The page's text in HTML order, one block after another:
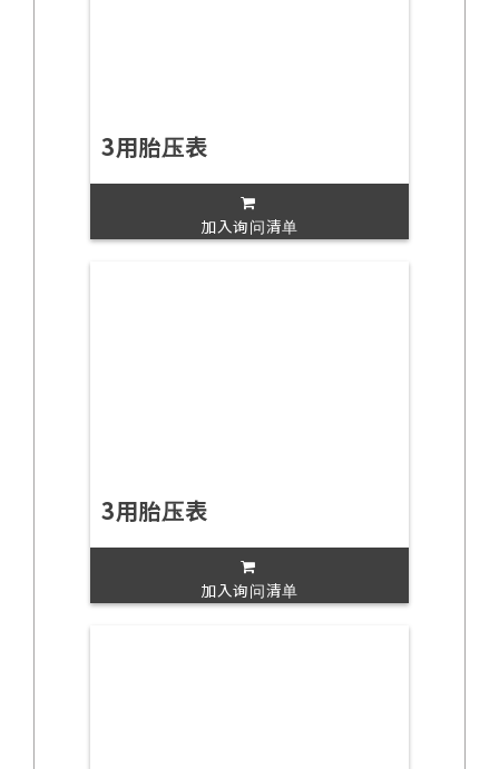
3用胎压表
加入询问清单
3用胎压表
加入询问清单